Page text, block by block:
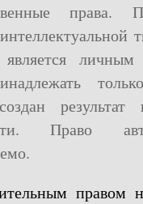
права.
является
результат
Право
правом